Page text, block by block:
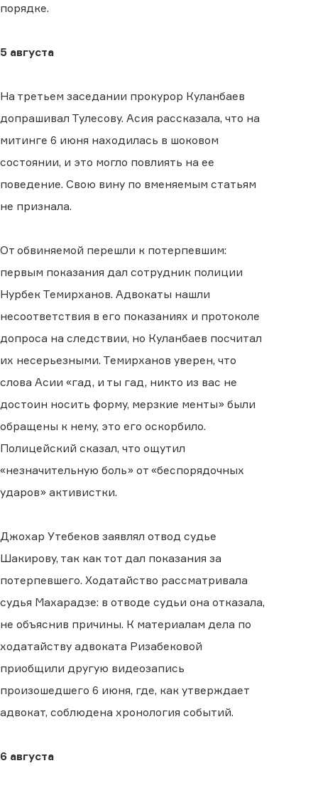
порядке.
5 августа
На третьем заседании прокурор Куланбаев
допрашивал Тулесову. Асия рассказала, что на
митинге 6 июня находилась в шоковом
состоянии, и это могло повлиять на ее
поведение. Свою вину по вменяемым статьям
не признала.
От обвиняемой перешли к потерпевшим:
первым показания дал сотрудник полиции
Нурбек Темирханов. Адвокаты нашли
несоответствия в его показаниях и протоколе
допроса на следствии, но Куланбаев посчитал
их несерьезными. Темирханов уверен, что
слова Асии «гад, и ты гад, никто из вас не
достоин носить форму, мерзкие менты» были
обращены к нему, это его оскорбило.
Полицейский сказал, что ощутил
«незначительную боль» от «беспорядочных
ударов» активистки.
Джохар Утебеков заявлял отвод судье
Шакирову, так как тот дал показания за
потерпевшего. Ходатайство рассматривала
судья Махарадзе: в отводе судьи она отказала,
не объяснив причины. К материалам дела по
ходатайству адвоката Ризабековой
приобщили другую видеозапись
произошедшего 6 июня, где, как утверждает
адвокат, соблюдена хронология событий.
6 августа